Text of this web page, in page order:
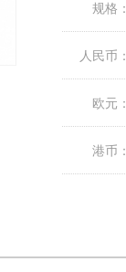
规格：
人民币：
欧元：
港币：